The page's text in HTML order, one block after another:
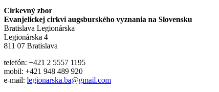
Cirkevný zbor
Evanjelickej cirkvi augsburského vyznania na Slovensku
Bratislava Legionárska
Legionárska 4
811 07 Bratislava
telefón: +421 2 5557 1195
mobil: +421 948 489 920
e-mail: legionarska.ba@gmail.com